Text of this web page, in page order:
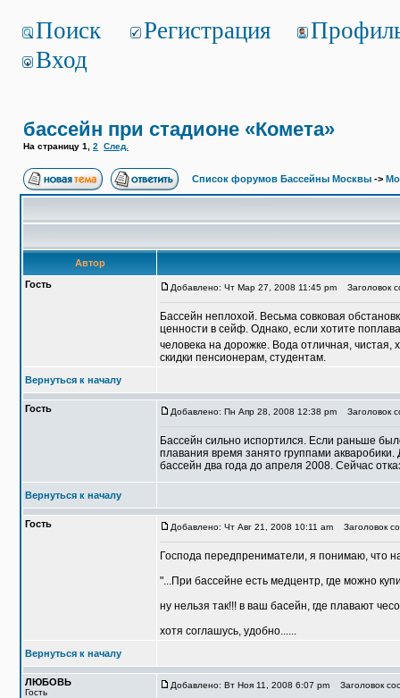
Поиск Регистрация
Вход
бассейн при стадионе «Комета»
На страницу 1 2 След.
Список форумов Бассейны Москвы ->
Автор
Гость
Добавлено: Чт Мар 27, 2008 11:45 pm Заголовок
Бассейн неплохой. Весьма совковая
ценности в сейф. Однако, если хотите
человека на дорожке. Вода отличная, чистая,
скидки пенсионерам, студентам.
Вернуться к началу
Гость Добавлено: Пн Апр 28, 2008 12:38 pm Заголовок
Бассейн сильно испортился. Если раньше
плавания время занято группами
бассейн два года до апреля 2008. Сейчас
Вернуться к началу
Гость Добавлено: Чт Авг 21, 2008 10:11 am Заголовок
Господа передпрениматели, я понимаю, что
"...При бассейне есть медцентр, где можно
ну нельзя так!!! в ваш басейн, где плавают
хотя соглашусь, удобно......
Вернуться к началу
ЛЮБОВЬ
Гость
Добавлено: Вт Ноя 11, 2008 6:07 pm Заголовок